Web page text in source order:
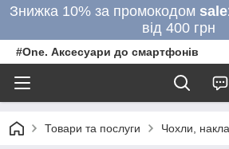
Знижка 10% за промокодом
від 400 грн
#One. Аксесуари до смартфонів
Товари та послуги Чохли,